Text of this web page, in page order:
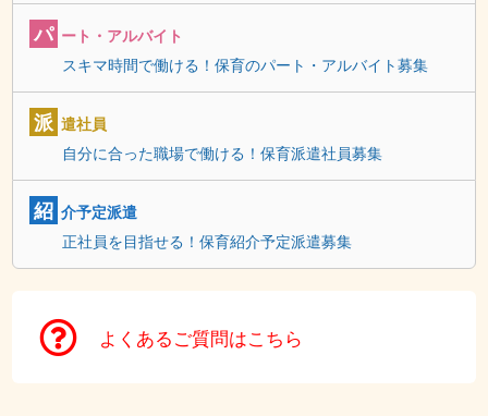
パ ート・アルバイト
スキマ時間で働ける！保育のパート・アルバイト募集
派 遣社員
自分に合った職場で働ける！保育派遣社員募集
紹 介予定派遣
正社員を目指せる！保育紹介予定派遣募集
よくあるご質問はこちら